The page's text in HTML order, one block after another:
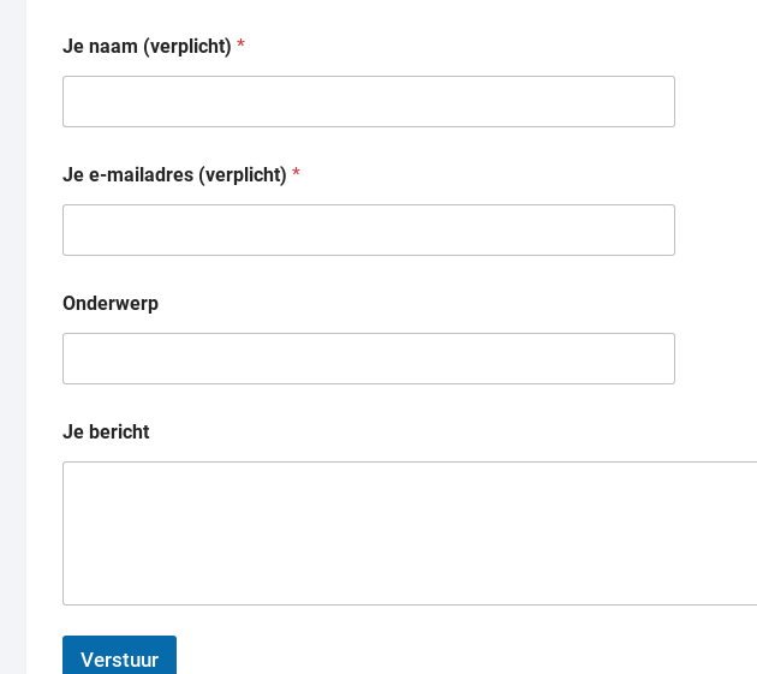
Je naam (verplicht) *
Je e-mailadres (verplicht) *
Onderwerp
Je bericht
Verstuur